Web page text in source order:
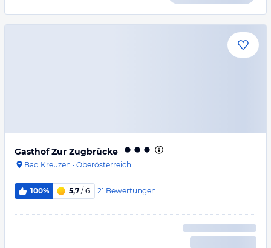
Gasthof Zur Zugbrücke
Bad Kreuzen · Oberösterreich
100% 5,7 / 6 21 Bewertungen